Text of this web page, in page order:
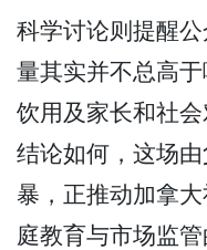
科学讨论则提醒
量其实并不总高
饮用及家长和社
结论如何，这场
暴，正推动加拿
庭教育与市场监管